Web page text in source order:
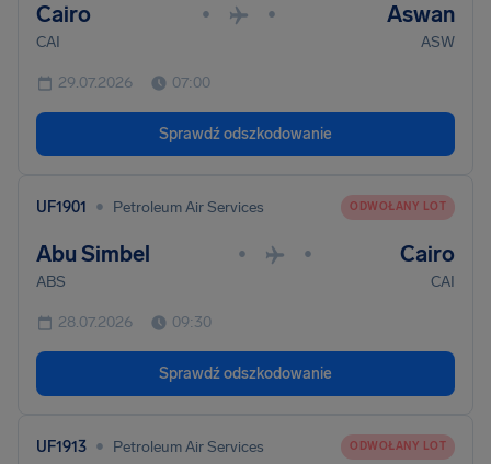
Cairo • • Aswan
CAI ASW
29.07.2026 07:00
Sprawdź odszkodowanie
UF1901 • Petroleum Air Services ODWOŁANY LOT
Abu Simbel • • Cairo
ABS CAI
28.07.2026 09:30
Sprawdź odszkodowanie
UF1913 • Petroleum Air Services ODWOŁANY LOT